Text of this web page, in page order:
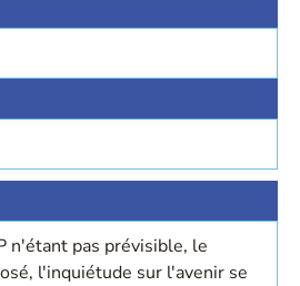
n'étant pas prévisible, le
l'inquiétude sur l'avenir se